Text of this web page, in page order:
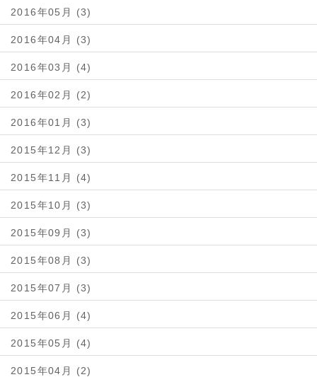
2016年05月 (3)
2016年04月 (3)
2016年03月 (4)
2016年02月 (2)
2016年01月 (3)
2015年12月 (3)
2015年11月 (4)
2015年10月 (3)
2015年09月 (3)
2015年08月 (3)
2015年07月 (3)
2015年06月 (4)
2015年05月 (4)
2015年04月 (2)